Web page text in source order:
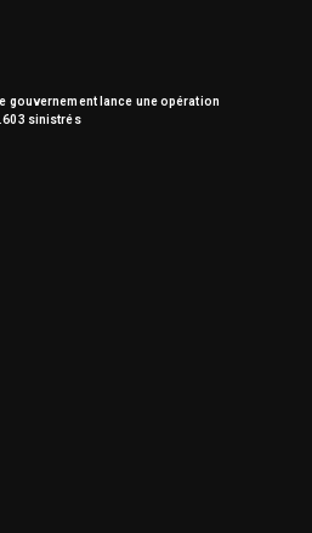
gouvernement lance une opération
sinistrés